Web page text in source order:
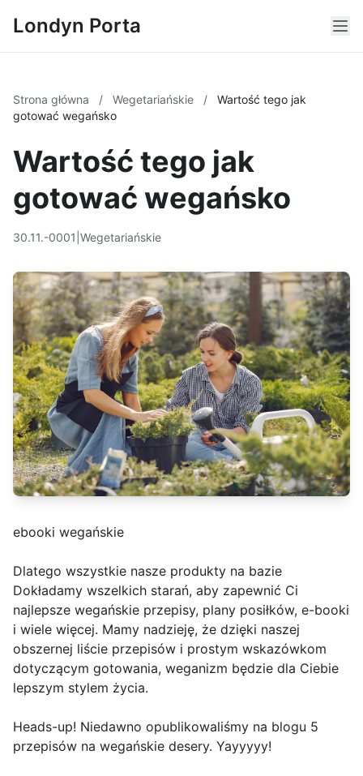
Londyn Porta
Strona główna / Wegetariańskie /
Wartość tego jak
gotować wegańsko
Wartość tego jak
gotować wegańsko
30.11.-0001 Wegetariańskie
ebooki wegańskie
Dlatego wszystkie nasze produkty na bazie
Dokładamy wszelkich starań, aby zapewnić Ci
najlepsze wegańskie przepisy, plany posiłków, e-booki
i wiele więcej. Mamy nadzieję, że dzięki naszej
obszernej liście przepisów i prostym wskazówkom
dotyczącym gotowania, weganizm będzie dla Ciebie
lepszym stylem życia.
Heads-up! Niedawno opublikowaliśmy na blogu 5
przepisów na wegańskie desery. Yayyyyy!